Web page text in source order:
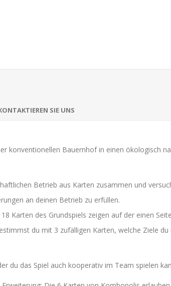
SIE UNS
konventionellen Bauernhof in einen ökologisch
Betrieb aus Karten zusammen und
an deinen Betrieb zu erfüllen.
Karten des Grundspiels zeigen auf der einen
du mit 3 zufälligen Karten, welche Ziele
du das Spiel auch kooperativ im Team spielen